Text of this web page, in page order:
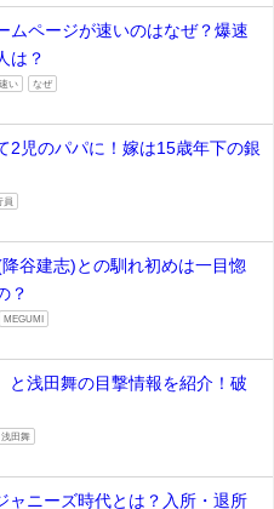
ムページが速いのはなぜ？爆速
は？
速い なぜ
2児のパパに！嫁は15歳年下の銀
員
谷建志)との馴れ初めは一目惚
？
MEGUMI
と浅田舞の目撃情報を紹介！破
浅田舞
ャニーズ時代とは？入所・退所